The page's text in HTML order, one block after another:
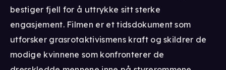
bestiger fjell for å uttrykke sitt sterke
engasjement. Filmen er et tidsdokument som
utforsker grasrotaktivismens kraft og skildrer de
modige kvinnene som konfronterer de